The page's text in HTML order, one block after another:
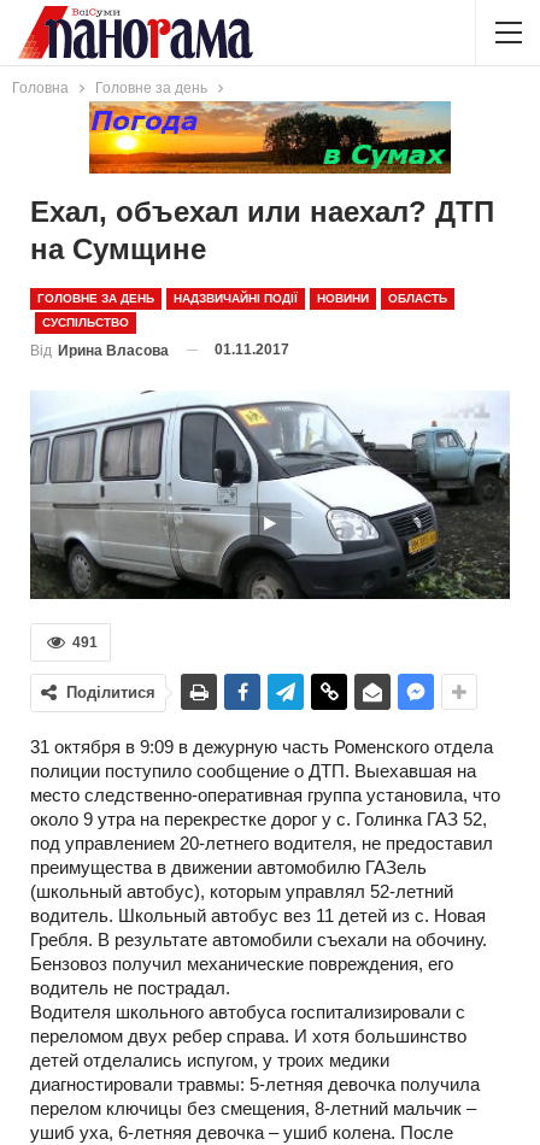
Головна Головне за день
Ехал, объехал или наехал? ДТП
на Сумщине
ГОЛОВНЕ ЗА ДЕНЬ НАДЗВИЧАЙНІ ПОДІЇ НОВИНИ
ОБЛАСТЬ
СУСПІЛЬСТВО
Від Ирина Власова 01.11.2017
491
Поділитися
31 октября в 9:09 в дежурную часть Роменского отдела
полиции поступило сообщение о ДТП. Выехавшая на
место следственно-оперативная группа установила, что
около 9 утра на перекрестке дорог у с. Голинка ГАЗ 52,
под управлением 20-летнего водителя, не предоставил
преимущества в движении автомобилю ГАЗель
(школьный автобус), которым управлял 52-летний
водитель. Школьный автобус вез 11 детей из с. Новая
Гребля. В результате автомобили съехали на обочину.
Бензовоз получил механические повреждения, его
водитель не пострадал.
Водителя школьного автобуса госпитализировали с
переломом двух ребер справа. И хотя большинство
детей отделались испугом, у троих медики
диагностировали травмы: 5-летняя девочка получила
перелом ключицы без смещения, 8-летний мальчик –
ушиб уха, 6-летняя девочка – ушиб колена. После